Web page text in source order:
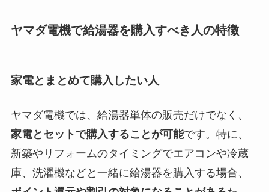
ヤマダ電機で給湯器を購入すべき人の特徴
家電とまとめて購入したい人
ヤマダ電機では、給湯器単体の販売だけでなく、
家電とセットで購入することが可能です。特に、
新築やリフォームのタイミングでエアコンや冷蔵
庫、洗濯機などと一緒に給湯器を購入する場合、